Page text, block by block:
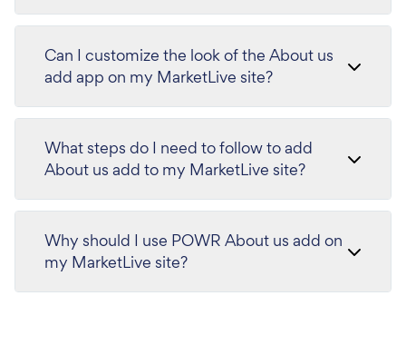
Can I customize the look of the About us
add app on my MarketLive site?
What steps do I need to follow to add
About us add to my MarketLive site?
Why should I use POWR About us add on
my MarketLive site?